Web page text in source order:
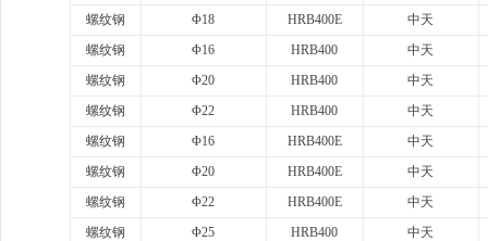
螺纹钢
Φ18 HRB400E
中天
螺纹钢
Φ16 HRB400
中天
螺纹钢
Φ20 HRB400
中天
螺纹钢
Φ22 HRB400
中天
螺纹钢
Φ16 HRB400E
中天
螺纹钢
Φ20 HRB400E
中天
螺纹钢
Φ22 HRB400E
中天
螺纹钢
Φ25 HRB400
中天